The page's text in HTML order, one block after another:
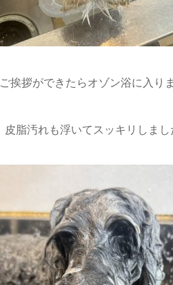
ご挨拶ができたらオゾン浴に入り
皮脂汚れも浮いてスッキリしま